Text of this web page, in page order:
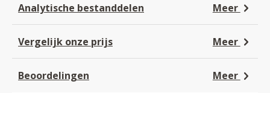
Analytische bestanddelen Meer
Vergelijk onze prijs Meer
Beoordelingen Meer